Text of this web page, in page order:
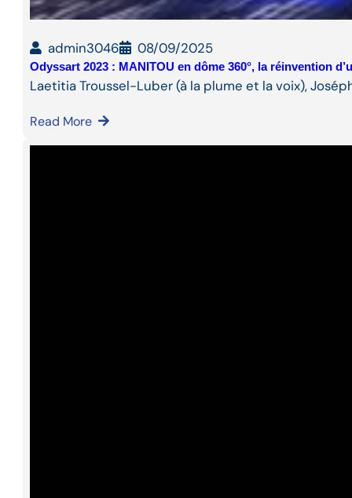
admin3046 08/09/2025
Odyssart 2023 : MANITOU en dôme 360°, la réinvention
Laetitia Troussel-Luber (à la plume et la voix),
Read More